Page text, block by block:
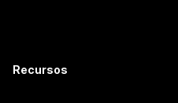
Recursos